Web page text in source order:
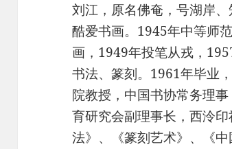
刘江，原名佛奄，号湖岸
酷爱书画。1945年中等师
画，1949年投笔从戎，
书法、篆刻。1961年毕业
院教授，中国书协常务理
育研究会副理事长，西泠
法》、《篆刻艺术》、《